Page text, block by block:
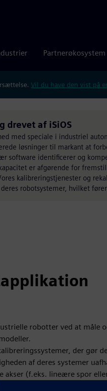
Partnerøkosystem
Vil du have den vist på
drevet af iSiOS
med speciale i industriel
løsninger til markant at
software identificerer og
er afgørende for
kalibreringstjenester og
robotsystemer, hvilket
robotter ved at måle
der gør
af deres systemer
akser (f.eks. lineære spor
og den præcise